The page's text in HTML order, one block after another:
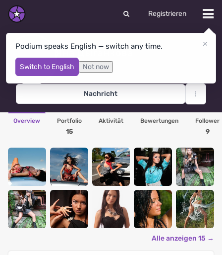
Registrieren
Podium speaks English — switch any time.
Switch to English Not now
Яна Цыганкова
Moskau · Russland
Nachricht
Overview Portfolio
15
Aktivität Bewertungen Follower
9
Alle anzeigen 15 →